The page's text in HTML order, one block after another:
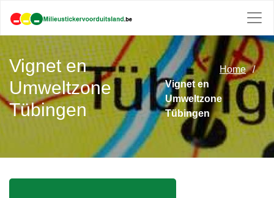
Vignet en
Umweltzone
Tübingen
Home
Vignet en
Umweltzone
Tübingen